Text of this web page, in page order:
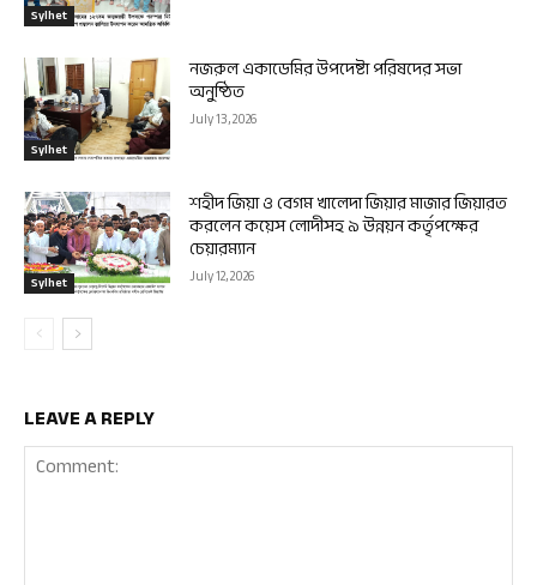
Sylhet
Sylhet
নজরুল একাডেমির উপদেষ্টা পরিষদের সভা
অনুষ্ঠিত
July 13, 2026
Sylhet
শহীদ জিয়া ও বেগম খালেদা জিয়ার মাজার জিয়ারত
করলেন কয়েস লোদীসহ ৯ উন্নয়ন কর্তৃপক্ষের
চেয়ারম্যান
July 12, 2026
LEAVE A REPLY